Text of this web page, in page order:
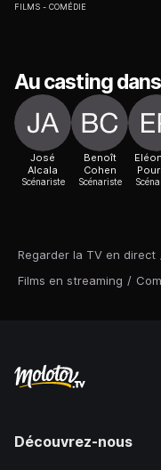
Regarder la TV en direct
Films en streaming /
FILMS COMÉDIE
Au casting
José
Alcala
Scénariste
Benoît
Cohen
Scénariste
Découvrez-nous